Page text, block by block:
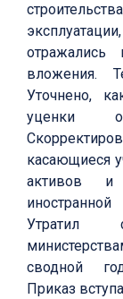
отражались
вложения.
Уточнено,
уценки
касающиеся
активов и
Утратил
сводной
Приказ